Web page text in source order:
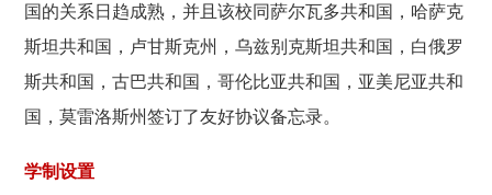
国的关系日趋成熟，并且该校同萨尔瓦多共和国，哈萨克
斯坦共和国，卢甘斯克州，乌兹别克斯坦共和国，白俄罗
斯共和国，古巴共和国，哥伦比亚共和国，亚美尼亚共和
国，莫雷洛斯州签订了友好协议备忘录。
学制设置